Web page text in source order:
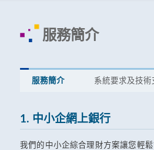
服務簡介
服務簡介 系統要求及技術
1. 中小企網上銀行
我們的中小企綜合理財方案讓您輕